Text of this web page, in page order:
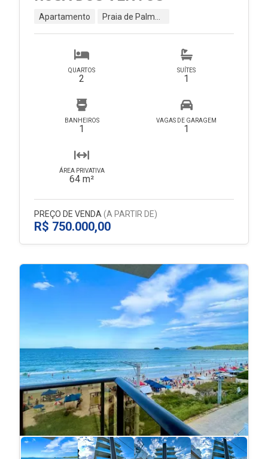
Apartamento
QUARTOS
2
SUÍTES
1
BANHEIROS
1
VAGAS DE GARAGEM
1
ÁREA PRIVATIVA
64 m²
PREÇO DE VENDA (A PARTIR DE)
R$ 750.000,00